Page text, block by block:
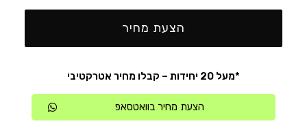
הצעת מחיר
*מעל 20 יחידות – קבלו מחיר אטרקטיבי
הצעת מחיר בוואטסאפ